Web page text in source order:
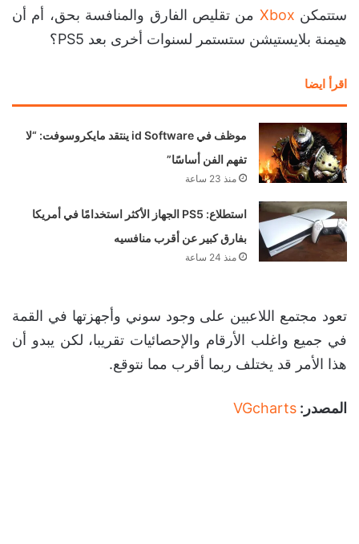
ستتمكن Xbox من تقليص الفارق والمنافسة بحق، أم أن
هيمنة بلايستيشن ستستمر لسنوات أخرى بعد PS5؟
اقرأ ايضا
موظف في id Software ينتقد مايكروسوفت: “لا
تفهم الفن أساسًا”
منذ 23 ساعة
استطلاع: PS5 الجهاز الأكثر استخدامًا في أمريكا
بفارق كبير عن أقرب منافسيه
منذ 24 ساعة
تعود مجتمع اللاعبين على وجود سوني وأجهزتها في القمة
في جميع واغلب الأرقام والإحصائيات تقريبا، لكن يبدو أن
هذا الأمر قد يختلف ربما أقرب مما نتوقع.
المصدر: VGcharts